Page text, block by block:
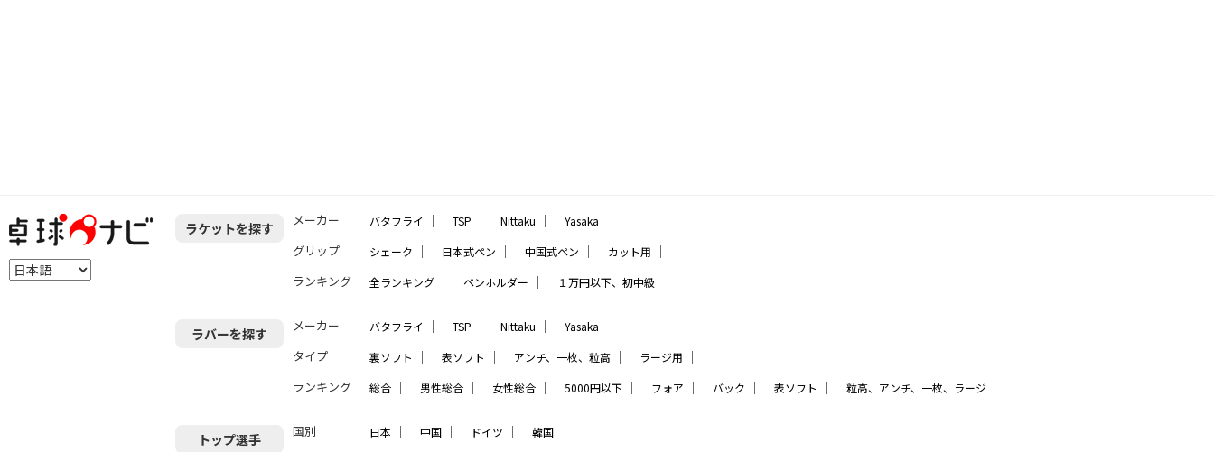
ラケットを探す メーカー バタフライ ｜ TSP ｜ Nittaku ｜ Yasaka
グリップ シェーク ｜ 日本式ペン ｜ 中国式ペン ｜ カット用 ｜
ランキング 全ランキング ｜ ペンホルダー ｜ １万円以下、初中級
ラバーを探す メーカー バタフライ ｜ TSP ｜ Nittaku ｜ Yasaka
タイプ 裏ソフト ｜ 表ソフト ｜ アンチ、一枚、粒高 ｜ ラージ用 ｜
ランキング 総合 ｜ 男性総合 ｜ 女性総合 ｜ 5000円以下 ｜ フォア ｜ バック ｜ 表ソフト ｜ 粒高、アンチ、一枚、ラージ
トップ選手 国別 日本 ｜ 中国 ｜ ドイツ ｜ 韓国